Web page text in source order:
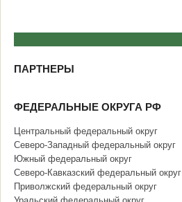
ПАРТНЕРЫ
ФЕДЕРАЛЬНЫЕ ОКРУГА РФ
Центральный федеральный округ
Северо-Западный федеральный округ
Южный федеральный округ
Северо-Кавказский федеральный округ
Приволжский федеральный округ